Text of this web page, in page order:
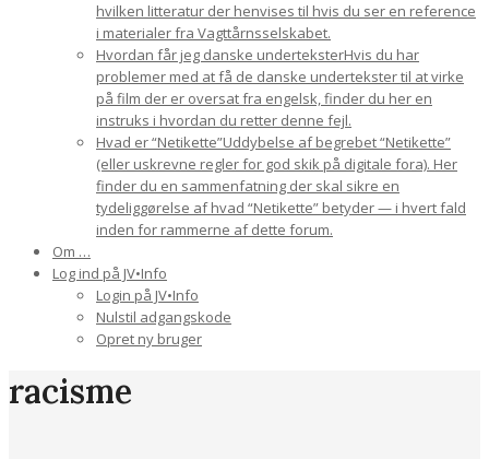
hvilken litteratur der henvises til hvis du ser en reference
i materialer fra Vagttårnsselskabet.
Hvordan får jeg danske underteksterHvis du har
problemer med at få de danske undertekster til at virke
på film der er oversat fra engelsk, finder du her en
instruks i hvordan du retter denne fejl.
Hvad er “Netikette”Uddybelse af begrebet “Netikette”
(eller uskrevne regler for god skik på digitale fora). Her
finder du en sammenfatning der skal sikre en
tydeliggørelse af hvad “Netikette” betyder — i hvert fald
inden for rammerne af dette forum.
Om …
Log ind på JV•Info
Login på JV•Info
Nulstil adgangskode
Opret ny bruger
racisme